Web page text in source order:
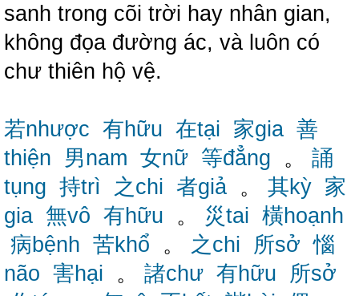
sanh trong cõi trời hay nhân gian,
không đọa đường ác, và luôn có
chư thiên hộ vệ.
若nhược 有hữu 在tại 家gia 善
thiện
男nam 女nữ 等đẳng 。 誦
tụng 持trì 之chi 者giả 。 其kỳ 家
gia 無vô 有hữu 。 災tai 橫hoạnh
病bệnh 苦khổ 。 之chi 所sở 惱
não 害hại 。 諸chư 有hữu
所sở